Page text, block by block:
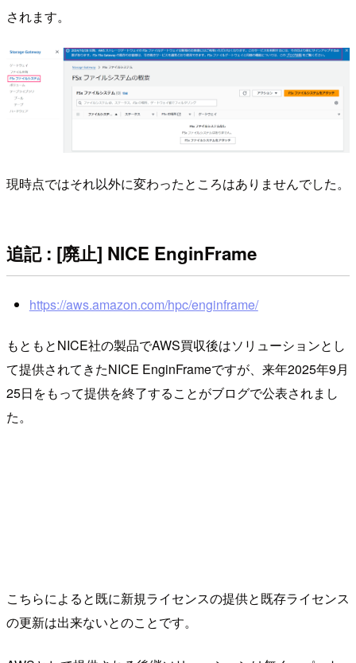
されます。
現時点ではそれ以外に変わったところはありませんでした。
追記 : [廃止] NICE EnginFrame
https://aws.amazon.com/hpc/enginframe/
もともとNICE社の製品でAWS買収後はソリューションとし
て提供されてきたNICE EnginFrameですが、来年2025年9月
25日をもって提供を終了することがブログで公表されまし
た。
こちらによると既に新規ライセンスの提供と既存ライセンス
の更新は出来ないとのことです。